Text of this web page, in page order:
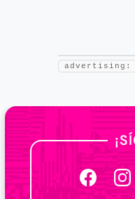
advertising: